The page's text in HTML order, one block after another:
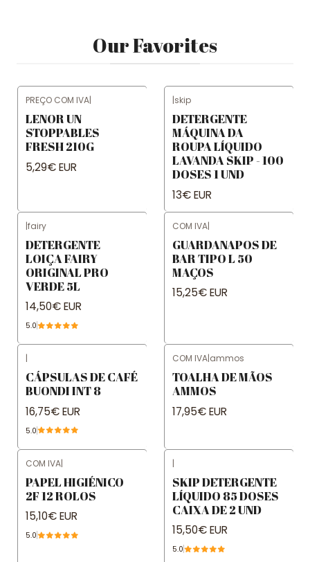
Our Favorites
PREÇO COM IVA|
LENOR UN
STOPPABLES
FRESH 210G
5,29€ EUR
|skip
DETERGENTE
MÁQUINA DA
ROUPA LÍQUIDO
LAVANDA SKIP - 100
DOSES 1 UND
13€ EUR
|fairy
DETERGENTE
LOIÇA FAIRY
ORIGINAL PRO
VERDE 5L
14,50€ EUR
5.0
COM IVA|
GUARDANAPOS DE
BAR TIPO L 50
MAÇOS
15,25€ EUR
|
CÁPSULAS DE CAFÉ
BUONDI INT 8
16,75€ EUR
5.0
COM IVA|ammos
TOALHA DE MÃOS
AMMOS
17,95€ EUR
COM IVA|
PAPEL HIGIÉNICO
2F 12 ROLOS
15,10€ EUR
5.0
|
SKIP DETERGENTE
LÍQUIDO 85 DOSES
CAIXA DE 2 UND
15,50€ EUR
5.0